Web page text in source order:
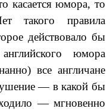
касается юмора, то
такого правила
действовало бы
юмора
все англичане
— в какой бы
— мгновенно